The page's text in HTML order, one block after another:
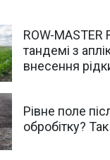
ROW-MASTER
тандемі з
внесення
Рівне поле
обробітку? Так